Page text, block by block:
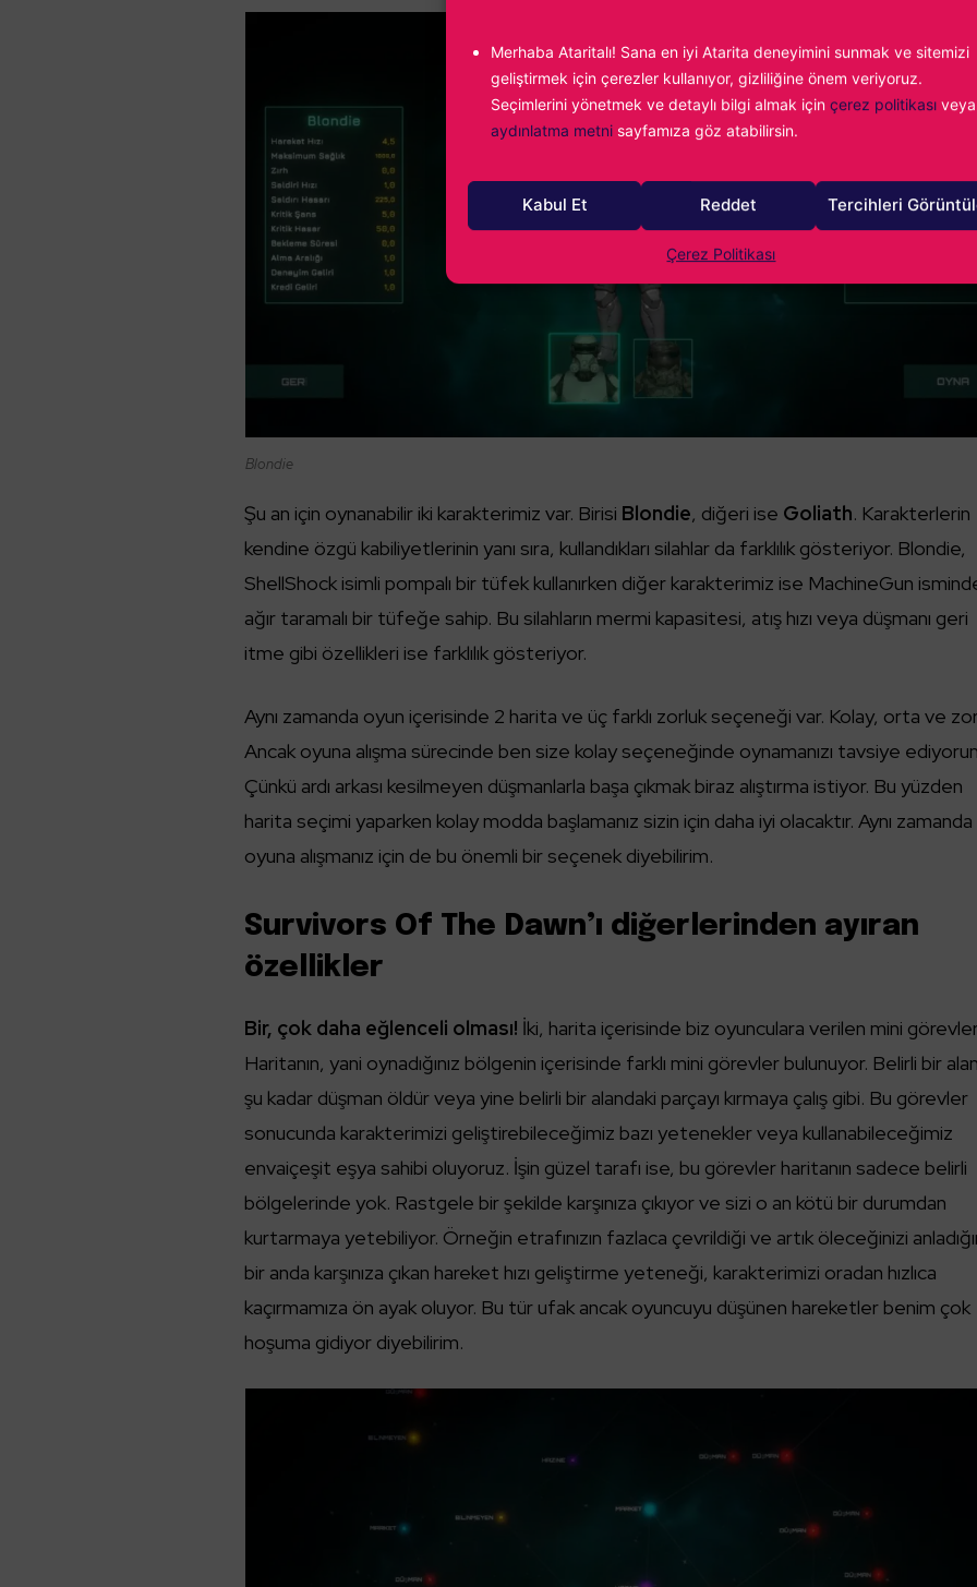
Merhaba Ataritalı! Sana en iyi Atarita deneyimini sunmak ve sitemizi
geliştirmek için çerezler kullanıyor, gizliliğine önem veriyoruz.
Seçimlerini yönetmek ve detaylı bilgi almak için çerez politikası veya
aydınlatma metni sayfamıza göz atabilirsin.
Kabul Et Reddet Tercihleri
Çerez Politikası
Blondie
Şu an için oynanabilir iki karakterimiz var. Birisi Blondie, diğeri ise Goliath. Karakterlerin
kendine özgü kabiliyetlerinin yanı sıra, kullandıkları silahlar da farklılık gösteriyor. Blondie,
ShellShock isimli pompalı bir tüfek kullanırken diğer karakterimiz ise MachineGun
ağır taramalı bir tüfeğe sahip. Bu silahların mermi kapasitesi, atış hızı veya düşmanı geri
itme gibi özellikleri ise farklılık gösteriyor.
Aynı zamanda oyun içerisinde 2 harita ve üç farklı zorluk seçeneği var. Kolay, orta ve
Ancak oyuna alışma sürecinde ben size kolay seçeneğinde oynamanızı tavsiye
Çünkü ardı arkası kesilmeyen düşmanlarla başa çıkmak biraz alıştırma istiyor. Bu yüzden
harita seçimi yaparken kolay modda başlamanız sizin için daha iyi olacaktır. Aynı zamanda
oyuna alışmanız için de bu önemli bir seçenek diyebilirim.
Survivors Of The Dawn’ı diğerlerinden ayıran
özellikler
Bir, çok daha eğlenceli olması! İki, harita içerisinde biz oyunculara verilen mini
Haritanın, yani oynadığınız bölgenin içerisinde farklı mini görevler bulunuyor. Belirli bir
şu kadar düşman öldür veya yine belirli bir alandaki parçayı kırmaya çalış gibi. Bu görevler
sonucunda karakterimizi geliştirebileceğimiz bazı yetenekler veya kullanabileceğimiz
envaiçeşit eşya sahibi oluyoruz. İşin güzel tarafı ise, bu görevler haritanın sadece belirli
bölgelerinde yok. Rastgele bir şekilde karşınıza çıkıyor ve sizi o an kötü bir durumdan
kurtarmaya yetebiliyor. Örneğin etrafınızın fazlaca çevrildiği ve artık öleceğinizi
bir anda karşınıza çıkan hareket hızı geliştirme yeteneği, karakterimizi oradan hızlıca
kaçırmamıza ön ayak oluyor. Bu tür ufak ancak oyuncuyu düşünen hareketler benim çok
hoşuma gidiyor diyebilirim.